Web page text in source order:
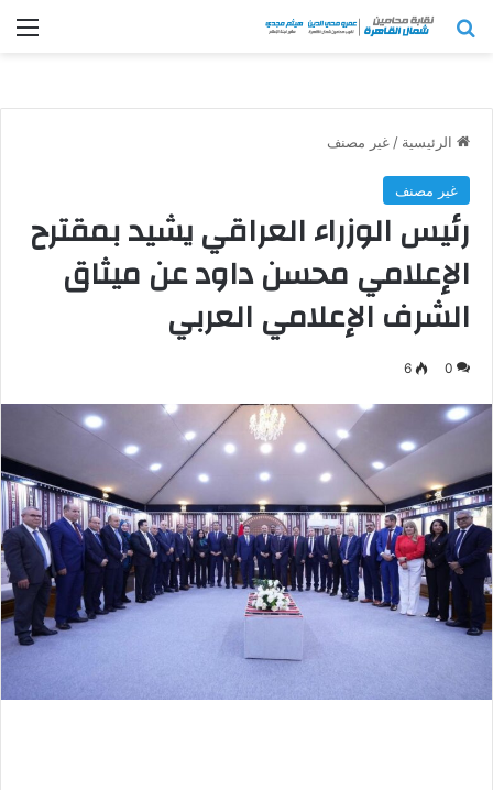
بحث عن
الرئيسية / غير مصنف
غير مصنف
رئيس الوزراء العراقي يشيد بمقترح
الإعلامي محسن داود عن ميثاق
الشرف الإعلامي العربي
0
6